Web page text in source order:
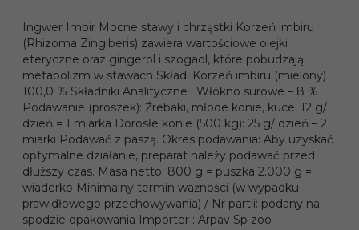
Ingwer Imbir Mocne stawy i chrząstki Korzeń imbiru
(Rhizoma Zingiberis) zawiera wartościowe olejki
eteryczne oraz gingerol i szogaol, które pobudzają
metabolizm w stawach Skład: Korzeń imbiru (mielony)
100,0 % Składniki Analityczne : Włókno surowe – 8 %
Podawanie (proszek): Źrebaki, młode konie, kuce: 12 g/
dzień = 1 miarka Dorosłe konie (500 kg): 25 g/ dzień – 2
miarki Podawać z paszą. Okres podawania: Aby uzyskać
optymalne działanie, preparat należy podawać przed
dłuższy czas. Masa netto: 800 g = puszka 2.000 g =
wiaderko Minimalny termin ważności (w wypadku
prawidłowego przechowywania) / Nr partii: podany na
spodzie opakowania Importer : Arpav Sp zoo